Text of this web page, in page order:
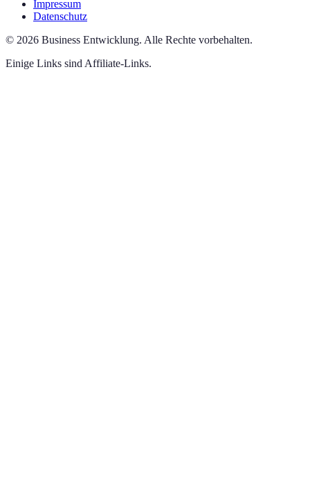
Impressum
Datenschutz
© 2026 Business Entwicklung. Alle Rechte vorbehalten.
Einige Links sind Affiliate-Links.